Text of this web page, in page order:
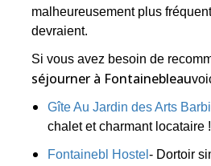
malheureusement plus
devraient.
Si vous avez besoin de
séjourner à Fontainebleau
Gîte Au Jardin des Arts
chalet et charmant locataire !
Fontainebl Hostel- Dortoir